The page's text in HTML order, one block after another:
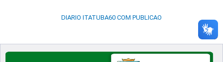
DIARIO ITATUBA60 COM PUBLICAO